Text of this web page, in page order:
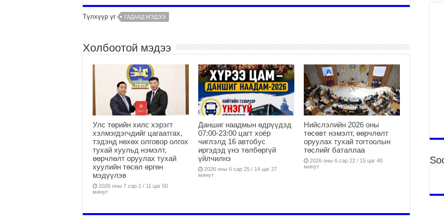
Түлхүүр үг ГАДААД МЭДЭЭ
Холбоотой мэдээ
Улс төрийн хилс хэрэгт
хэлмэгдэгчдийг цагаатгах,
тэдэнд нөхөх олговор олгох
тухай хуульд нэмэлт,
өөрчлөлт оруулах тухай
хуулийн төсөл өргөн
мэдүүлэв
2026 оны 7 сар 2 / 11 цаг 50
минут
Даншиг наадмын өдрүүдэд
07:00-23:00 цагт хоёр
чиглэлд 16 автобус
иргэдэд үнэ төлбөргүй
үйлчилнэ
2026 оны 6 сар 25 / 14 цаг 27
минут
Нийслэлийн 2026 оны
төсөвт нэмэлт, өөрчлөлт
оруулах тухай тогтоолын
төслийг баталлаа
2026 оны 6 сар 22 / 15 цаг 40
минут